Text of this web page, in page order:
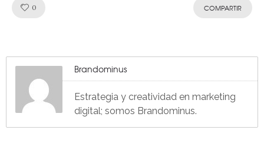
0 COMPARTIR
Brandominus
Estrategia y creatividad en marketing
digital; somos Brandominus.